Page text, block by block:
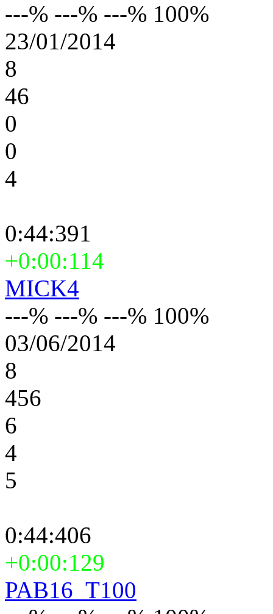
---% ---% ---% 100%
23/01/2014
8
46
0
0
4
0:44:391
+0:00:114
MICK4
---% ---% ---% 100%
03/06/2014
8
456
6
4
5
0:44:406
+0:00:129
PAB16_T100